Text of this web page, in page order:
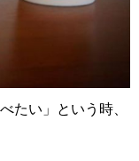
たい」という時、